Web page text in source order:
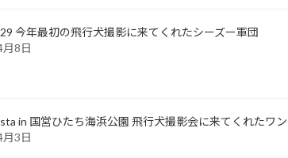
今年最初の飛行犬撮影に来てくれたシーズー軍団
8日
in 国営ひたち海浜公園 飛行犬撮影会に来てくれたワ
3日